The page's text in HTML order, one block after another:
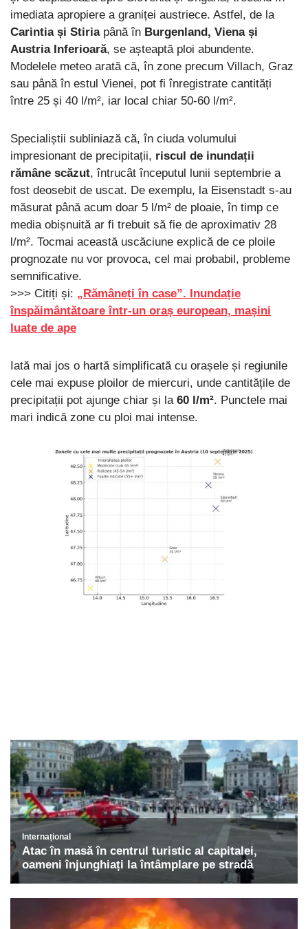
imediata apropiere a graniței austriece. Astfel, de la
Carintia și Stiriapână în Burgenland, Viena și
Austria Inferioară, se așteaptă ploi abundente.
Modelele meteo arată că, în zone precum Villach, Graz
sau până în estul Vienei, pot fi înregistrate cantități
între 25 și 40 l/m², iar local chiar 50-60 l/m².
Specialiștii subliniază că, în ciuda volumului
impresionant de precipitații, riscul de inundații
rămâne scăzut, întrucât începutul lunii septembrie a
fost deosebit de uscat. De exemplu, la Eisenstadt s-au
măsurat până acum doar 5 l/m² de ploaie, în timp ce
media obișnuită ar fi trebuit să fie de aproximativ 28
l/m². Tocmai această uscăciune explică de ce ploile
prognozate nu vor provoca, cel mai probabil, probleme
semnificative.
>>> Citiți și: „Rămâneți în case”. Inundație
înspăimântătoare într-un oraș european, mașini
luate de ape
Iată mai jos o hartă simplificată cu orașele și regiunile
cele mai expuse ploilor de miercuri, unde cantitățile de
precipitații pot ajunge chiar și la 60 l/m². Punctele mai
mari indică zone cu ploi mai intense.